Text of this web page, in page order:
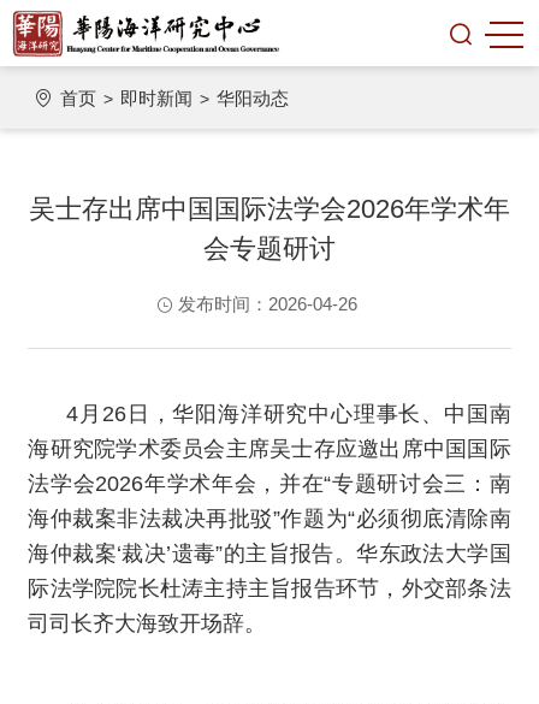
首页 > 即时新闻 > 华阳动态
吴士存出席中国国际法学会2026年学术年
会专题研讨
发布时间：2026-04-26
4月26日，华阳海洋研究中心理事长、中国南
海研究院学术委员会主席吴士存应邀出席中国国际
法学会2026年学术年会，并在“专题研讨会三：南
海仲裁案非法裁决再批驳”作题为“必须彻底清除南
海仲裁案‘裁决’遗毒”的主旨报告。华东政法大学国
际法学院院长杜涛主持主旨报告环节，外交部条法
司司长齐大海致开场辞。